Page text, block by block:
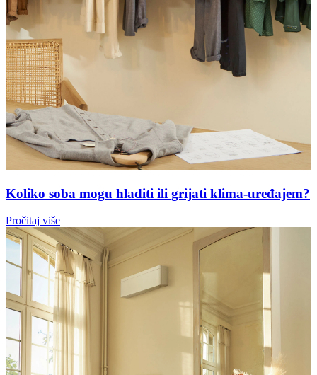
Koliko soba mogu hladiti ili grijati klima-uređajem?
Pročitaj više